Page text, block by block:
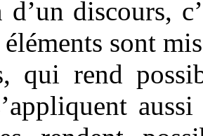
discours,
sont
qui rend